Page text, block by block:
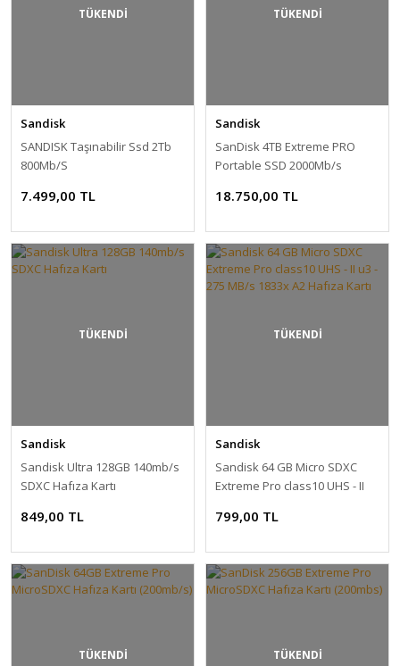
TÜKENDİ
Sandisk
SANDISK Taşınabilir Ssd 2Tb
800Mb/S
7.499,00 TL
TÜKENDİ
Sandisk
SanDisk 4TB Extreme PRO
Portable SSD 2000Mb/s
18.750,00 TL
TÜKENDİ
Sandisk
Sandisk Ultra 128GB 140mb/s
SDXC Hafıza Kartı
849,00 TL
TÜKENDİ
Sandisk
Sandisk 64 GB Micro SDXC
Extreme Pro class10 UHS - II
Kartı
799,00 TL
TÜKENDİ TÜKENDİ